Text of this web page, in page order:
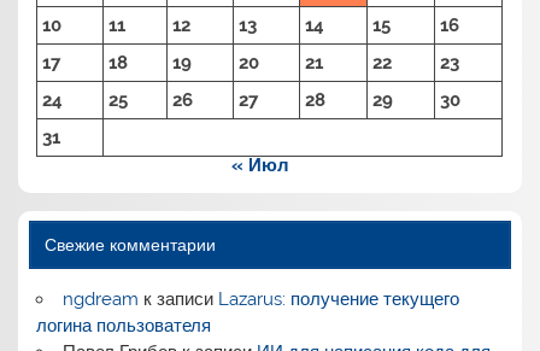
10
11 12 13 14 15
16
17
18 19 20 21 22
23
24
25 26 27 28 29
30
31
« Июл
Свежие комментарии
ngdream к записи Lazarus: получение текущего
логина пользователя